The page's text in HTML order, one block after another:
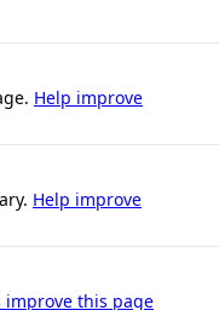
Help improve
Help improve
improve this page